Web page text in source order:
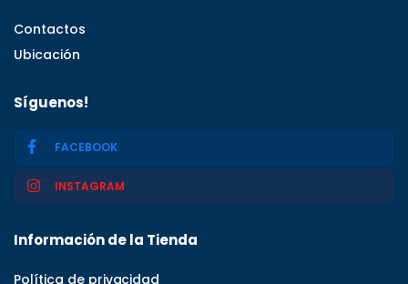
Contactos
Ubicación
Síguenos!
FACEBOOK
INSTAGRAM
Información de la Tienda
Política de privacidad